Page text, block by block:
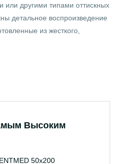
или другими типами оттискных
детальное воспроизведение
из жесткого,
Высоким
50х200